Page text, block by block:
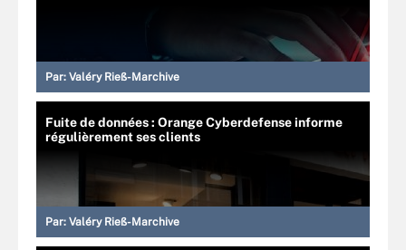
Par: Valéry Rieß-Marchive
Fuite de données : Orange Cyberdefense informe
régulièrement ses clients
Par: Valéry Rieß-Marchive